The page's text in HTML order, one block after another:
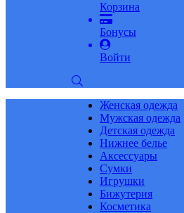
Корзина
Бонусы
Войти
Женская одежда
Мужская одежда
Детская одежда
Нижнее белье
Аксессуары
Сумки
Игрушки
Бижутерия
Косметика